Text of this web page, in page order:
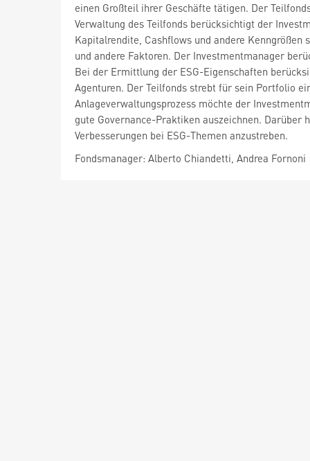
einen Großteil ihrer Geschäfte tätigen. Der
Verwaltung des Teilfonds berücksichtigt der
Kapitalrendite, Cashflows und andere
und andere Faktoren. Der Investmentmanager
Bei der Ermittlung der ESG-Eigenschaften
Agenturen. Der Teilfonds strebt für sein Portfolio
Anlageverwaltungsprozess möchte der
gute Governance-Praktiken auszeichnen.
Verbesserungen bei ESG-Themen anzustreben.
Fondsmanager: Alberto Chiandetti, Andrea Fornoni